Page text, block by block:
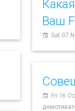
Ваш
event Sat 07
event Fri 16